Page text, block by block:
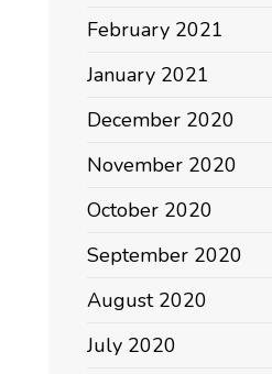
February 2021
January 2021
December 2020
November 2020
October 2020
September 2020
August 2020
July 2020